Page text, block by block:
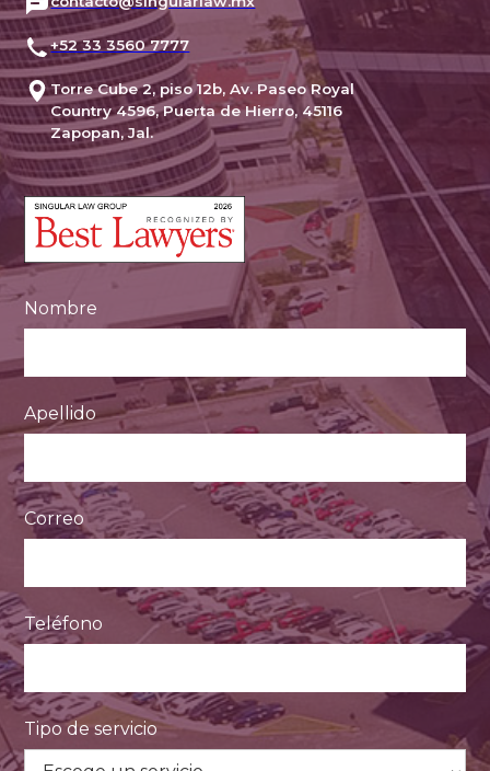
+52 33 3560 7777
Torre Cube 2, piso 12b, Av. Paseo Royal
Country 4596, Puerta de Hierro, 45116
Zapopan, Jal.
Nombre
Apellido
Correo
Teléfono
Tipo de servicio